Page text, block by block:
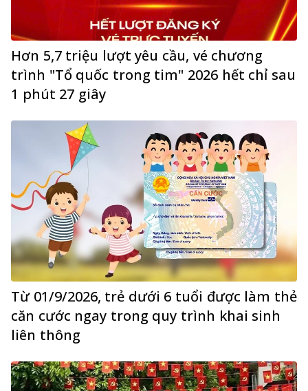
Hơn 5,7 triệu lượt yêu cầu, vé chương
trình "Tổ quốc trong tim" 2026 hết chỉ sau
1 phút 27 giây
Từ 01/9/2026, trẻ dưới 6 tuổi được làm thẻ
căn cước ngay trong quy trình khai sinh
liên thông